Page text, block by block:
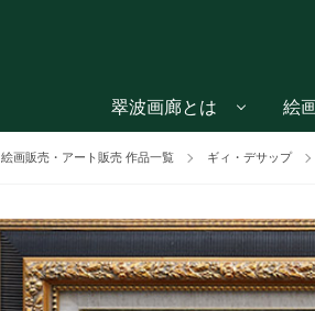
翠波画廊とは 絵
絵画販売・アート販売 作品一覧 ギィ・デサップ